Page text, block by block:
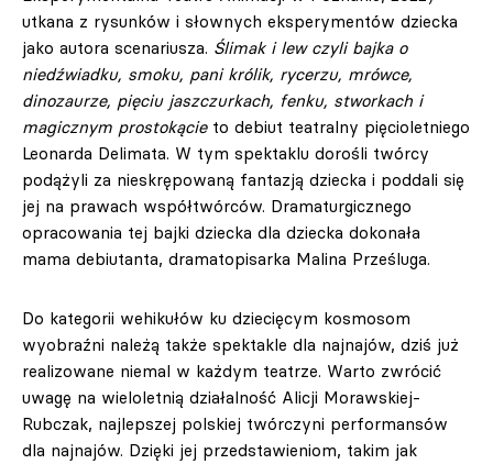
utkana z rysunków i słownych eksperymentów dziecka
jako autora scenariusza. Ślimak i lew czyli bajka o
niedźwiadku, smoku, pani królik, rycerzu, mrówce,
dinozaurze, pięciu jaszczurkach, fenku, stworkach i
magicznym prostokącieto debiut teatralny pięcioletniego
Leonarda Delimata. W tym spektaklu dorośli twórcy
podążyli za nieskrępowaną fantazją dziecka i poddali się
jej na prawach współtwórców. Dramaturgicznego
opracowania tej bajki dziecka dla dziecka dokonała
mama debiutanta, dramatopisarka Malina Prześluga.
Do kategorii wehikułów ku dziecięcym kosmosom
wyobraźni należą także spektakle dla najnajów, dziś już
realizowane niemal w każdym teatrze. Warto zwrócić
uwagę na wieloletnią działalność Alicji Morawskiej-
Rubczak, najlepszej polskiej twórczyni performansów
dla najnajów. Dzięki jej przedstawieniom, takim jak